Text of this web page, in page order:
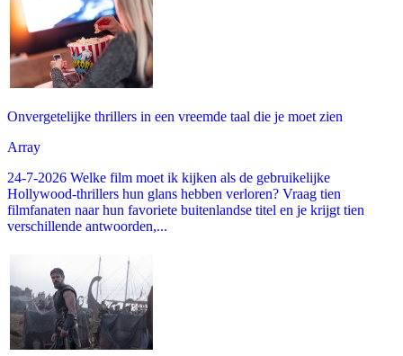
Onvergetelijke thrillers in een vreemde taal die je moet zien
Array
24-7-2026 Welke film moet ik kijken als de gebruikelijke
Hollywood-thrillers hun glans hebben verloren? Vraag tien
filmfanaten naar hun favoriete buitenlandse titel en je krijgt tien
verschillende antwoorden,...